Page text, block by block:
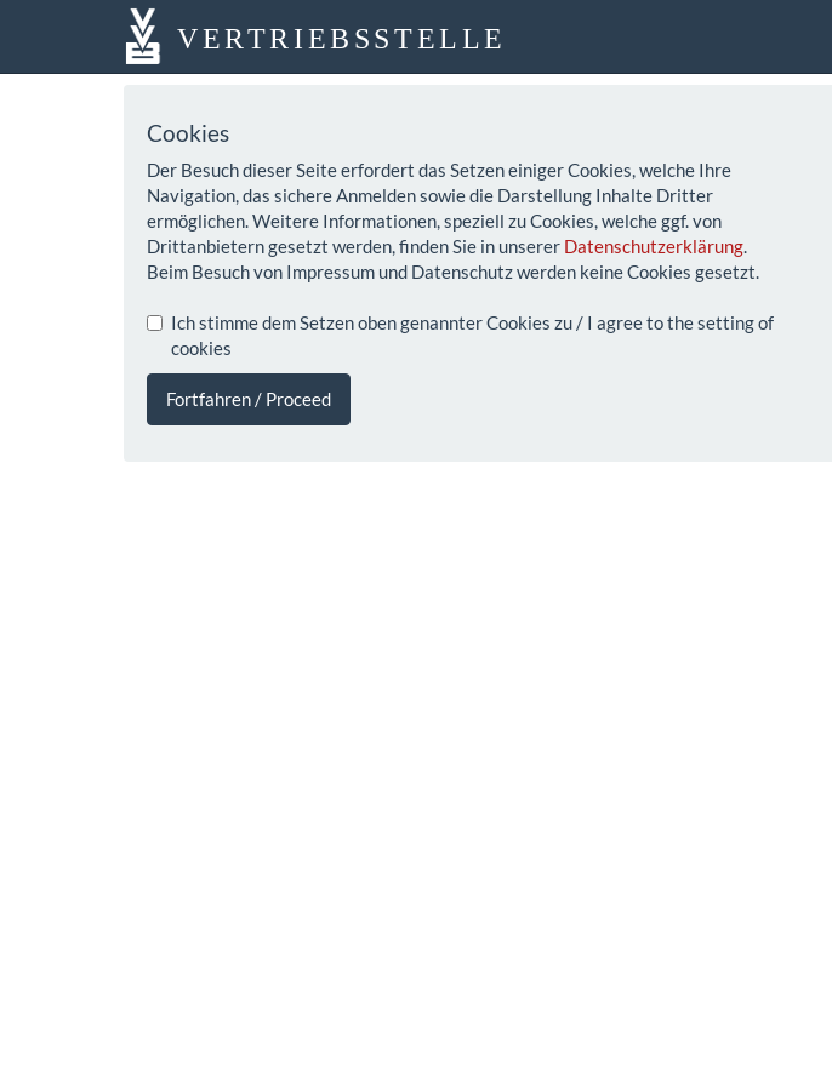
VERTRIEBSSTELLE
Cookies
Der Besuch dieser Seite erfordert das Setzen einiger Cookies, welche Ihre
Navigation, das sichere Anmelden sowie die Darstellung Inhalte Dritter
ermöglichen. Weitere Informationen, speziell zu Cookies, welche ggf. von
Drittanbietern gesetzt werden, finden Sie in unserer Datenschutzerklärung.
Beim Besuch von Impressum und Datenschutz werden keine Cookies gesetzt.
Ich stimme dem Setzen oben genannter Cookies zu / I agree to the setting of
cookies
Fortfahren / Proceed